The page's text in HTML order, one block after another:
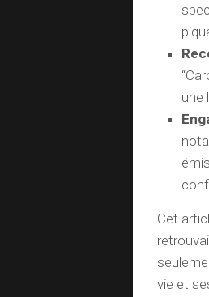
une
Cet
vie et